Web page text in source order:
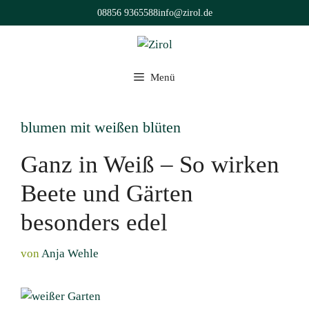
Inhalt
08856 9365588info@zirol.de
Menü
blumen mit weißen blüten
Ganz in Weiß – So wirken
Beete und Gärten
besonders edel
von Anja Wehle